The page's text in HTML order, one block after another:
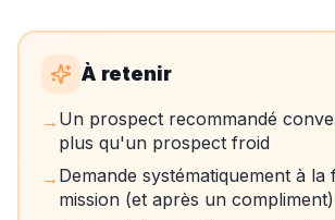
À retenir
→ Un prospect recommandé
plus qu'un prospect froid
→ Demande systématiquement à la
mission (et après un compliment)